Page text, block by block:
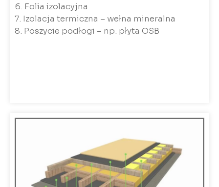
6. Folia izolacyjna
7. Izolacja termiczna – wełna mineralna
8. Poszycie podłogi – np. płyta OSB